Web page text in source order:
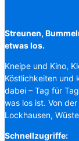
Streunen,
etwas los.
Kneipe und Kino,
Köstlichkeiten und
dabei – Tag für
was los ist. Von
Lockhausen,
Schnellzugriffe: